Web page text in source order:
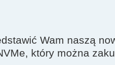
Wam naszą
który można